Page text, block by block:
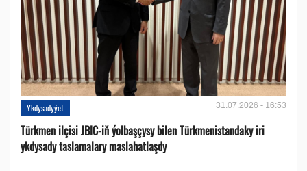
Ykdysadyýet 31.07.2026 - 16:53
Türkmen ilçisi JBIC-iň ýolbaşçysy bilen Türkmenistandaky iri
ykdysady taslamalary maslahatlaşdy